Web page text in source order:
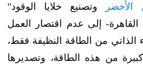
الأخضر
وتصنيع خلايا الوقود"
القاهرة- إلى عدم اقتصار العمل
الذاتي من الطاقة النظيفة فقط،
من هذه الطاقة، وتصديرها